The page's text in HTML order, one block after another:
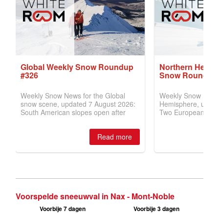
Voorspelde sneeuwval in Nax - Mont-Noble
Voorbije 7 dagen Voorbije 3 dagen